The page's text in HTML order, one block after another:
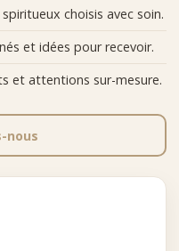
choisis avec soin.
et idées pour recevoir.
et attentions sur-mesure.
nous